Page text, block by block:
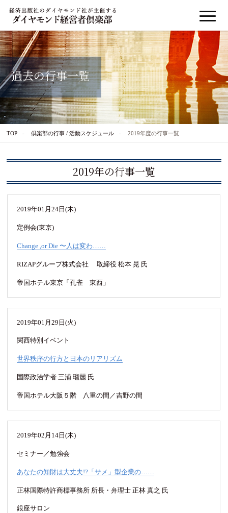
過去の行事一覧
TOP 倶楽部の行事 / 活動スケジュール 2019年度の行事一覧
2019年の行事一覧
2019年01月24日(木)
定例会(東京)
Change ,or Die 〜人は変わ……
RIZAPグループ株式会社 取締役 松本 晃 氏
帝国ホテル東京「孔雀 東西」
2019年01月29日(火)
関西特別イベント
世界秩序の行方と日本のリアリズム
国際政治学者 三浦 瑠麗 氏
帝国ホテル大阪５階 八重の間／吉野の間
2019年02月14日(木)
セミナー／勉強会
あなたの知財は大丈夫!?「サメ」型企業の……
正林国際特許商標事務所 所長・弁理士 正林 真之 氏
銀座サロン